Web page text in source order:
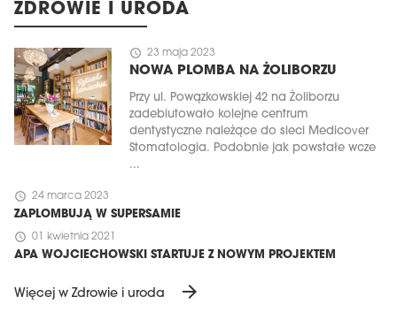
ZDROWIE I URODA
schedule 23 maja 2023
NOWA PLOMBA NA ŻOLIBORZU
Przy ul. Powązkowskiej 42 na Żoliborzu
zadebiutowało kolejne centrum
dentystyczne należące do sieci Medicover
Stomatologia. Podobnie jak powstałe wcze
...
schedule 24 marca 2023
ZAPLOMBUJĄ W SUPERSAMIE
schedule 01 kwietnia 2021
APA WOJCIECHOWSKI STARTUJE Z NOWYM PROJEKTEM
Więcej w Zdrowie i uroda arrow_forward